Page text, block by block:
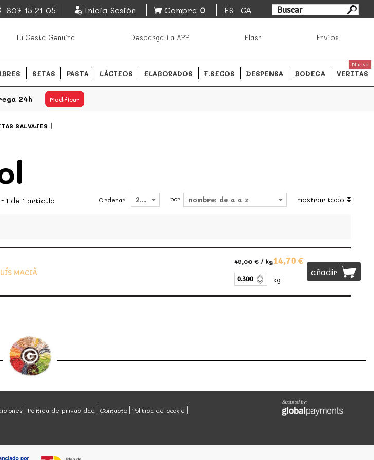
EsDeMercado.com
Barcelona y de productores locales.
607 15 21 05 Inicia Sesión Compra 0 ES CA
Tu Cesta Genuina Descarga La APP Flash Envíos
SETAS PASTA LÁCTEOS ELABORADOS F.SECOS DESPENSA BODEGA VERITAS
Nuevo
24h Modificar
SALVAJES
1 de 1 artículo mostrar todo
por nombre: de a a z
Ordenar 24
MACIÀ
49,00 € / kg14,70 €
kg
añadir
Política de privacidad Contacto
Política de cookie